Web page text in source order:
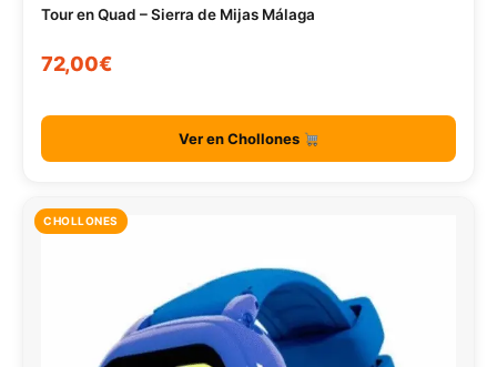
Tour en Quad – Sierra de Mijas Málaga
72,00€
Ver en Chollones
CHOLLONES